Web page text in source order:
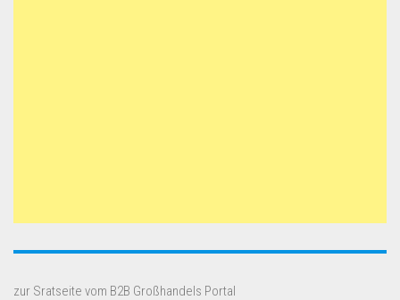
zur Sratseite vom B2B Großhandels Portal